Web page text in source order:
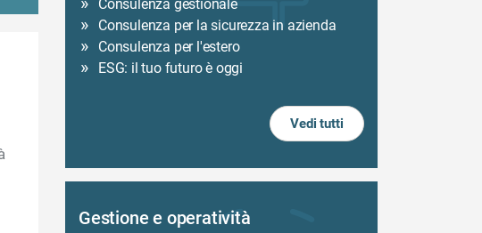
Consulenza gestionale
Consulenza per la sicurezza in azienda
Consulenza per l'estero
ESG: il tuo futuro è oggi
Vedi tutti
Gestione e operatività